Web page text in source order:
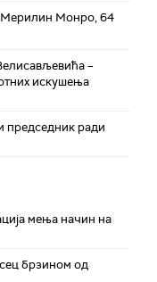
Мерилин Монро, 64
–
искушења
председник ради
мења начин на
брзином од